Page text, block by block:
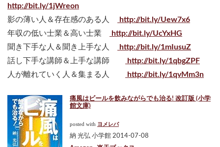
http://bit.ly/1jWreon
影の薄い人＆存在感のある人
http://bit.ly/Uew7x6
年収の低い士業＆高い士業
http://bit.ly/UcYxHG
聞き下手な人＆聞き上手な人
http://bit.ly/1mIusuZ
話し下手な講師＆上手な講師
http://bit.ly/1qbgZPF
人が離れていく人＆集まる人
http://bit.ly/1qvMm3n
痛風はビールを飲みながらでも治る! 改訂版 (小学
館文庫)
posted with ヨメレバ
納 光弘 小学館 2014-07-08